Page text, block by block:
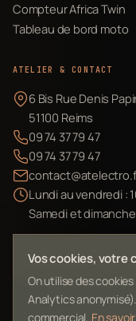
Compteur Africa Twin
Tableau de bord moto
ATELIER & CONTACT
6 Bis Rue Denis
51100 Reims
09 74 37 79 47
09 74 37 79 47
Lundi au vendredi :
Samedi et
Envoyer mon
Vos cookies, votre
On utilise des
Analytics
commercial. En